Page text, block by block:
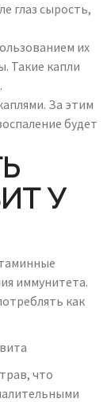
глаз сырость,
их
Такие капли
За этим
будет
У
иммунитета.
как
что